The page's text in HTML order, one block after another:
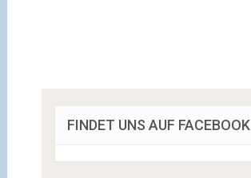
FINDET UNS AUF FACEBOOK